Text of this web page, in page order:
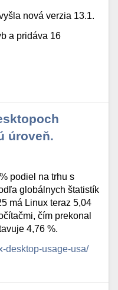
nová verzia 13.1.
a pridáva 16
úroveň.
podiel na trhu s
globálnych štatistík
má Linux teraz 5,04
čím prekonal
4,76 %.
desktop-usage-usa/